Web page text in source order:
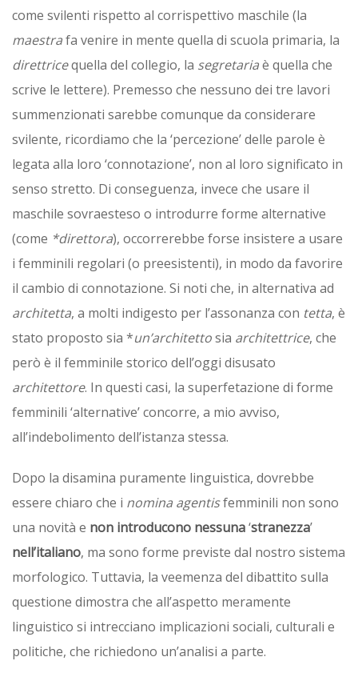
come svilenti rispetto al corrispettivo maschile (la
maestrafa venire in mente quella di scuola primaria, la
direttricequella del collegio, la segretariaè quella che
scrive le lettere). Premesso che nessuno dei tre lavori
summenzionati sarebbe comunque da considerare
svilente, ricordiamo che la ‘percezione’ delle parole è
legata alla loro ‘connotazione’, non al loro significato in
senso stretto. Di conseguenza, invece che usare il
maschile sovraesteso o introdurre forme alternative
(come *direttora), occorrerebbe forse insistere a usare
i femminili regolari (o preesistenti), in modo da favorire
il cambio di connotazione. Si noti che, in alternativa ad
architetta, a molti indigesto per l’assonanza con tetta, è
stato proposto sia *un’architettosia architettrice, che
però è il femminile storico dell’oggi disusato
architettore. In questi casi, la superfetazione di forme
femminili ‘alternative’ concorre, a mio avviso,
all’indebolimento dell’istanza stessa.
Dopo la disamina puramente linguistica, dovrebbe
essere chiaro che i nomina agentisfemminili non sono
una novità e non introducono nessuna‘stranezza’
nell’italiano, ma sono forme previste dal nostro sistema
morfologico. Tuttavia, la veemenza del dibattito sulla
questione dimostra che all’aspetto meramente
linguistico si intrecciano implicazioni sociali, culturali e
politiche, che richiedono un’analisi a parte.